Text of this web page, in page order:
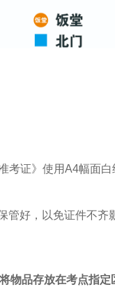
准考证》使用A4幅面
好，以免证件不齐
物品存放在考点指定